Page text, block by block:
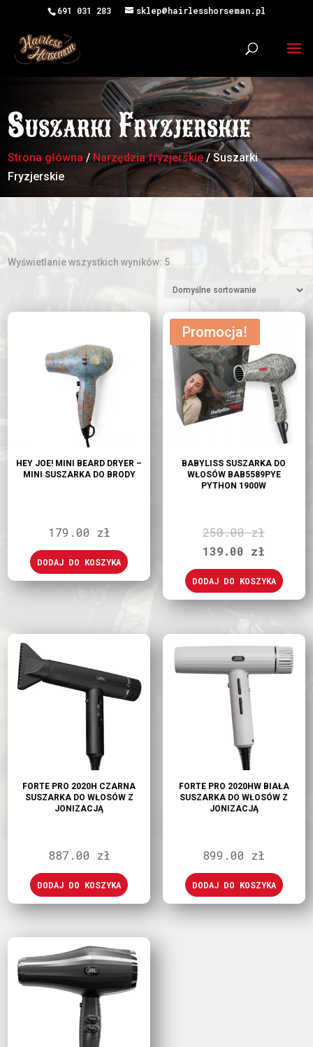
691 031 283 sklep@hairlesshorseman.pl
Suszarki Fryzjerskie
Strona główna/Narzędzia fryzjerskie / Suszarki
Fryzjerskie
Wyświetlanie wszystkich wyników: 5
HEY JOE! MINI BEARD DRYER –
MINI SUSZARKA DO BRODY
179.00 zł
DODAJ DO KOSZYKA
Promocja!
BABYLISS SUSZARKA DO
WŁOSÓW BAB5589PYE
PYTHON 1900W
250.00zł
250.00
139.00 zł
cena
wynosi:
139.00
DODAJ DO KOSZYKA
FORTE PRO 2020H CZARNA
SUSZARKA DO WŁOSÓW Z
JONIZACJĄ
887.00 zł
DODAJ DO KOSZYKA
FORTE PRO 2020HW BIAŁA
SUSZARKA DO WŁOSÓW Z
JONIZACJĄ
899.00 zł
DODAJ DO KOSZYKA